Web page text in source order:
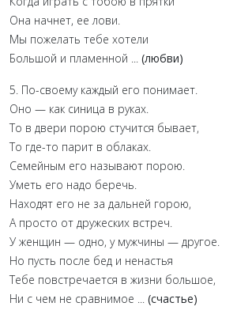
Она начнет, ее лови.
Мы пожелать тебе хотели
Большой и пламенной ... (любви)
5. По-своему каждый его понимает.
Оно — как синица в руках.
То в двери порою стучится бывает,
То где-то парит в облаках.
Семейным его называют порою.
Уметь его надо беречь.
Находят его не за дальней горою,
А просто от дружеских встреч.
У женщин — одно, у мужчины — другое.
Но пусть после бед и ненастья
Тебе повстречается в жизни большое,
Ни с чем не сравнимое ... (счастье)